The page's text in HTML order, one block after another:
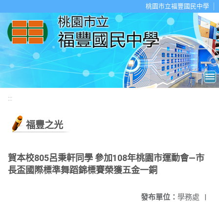
桃園市立福豐國民中學
:::
福豐之光
賀本校805呂秉軒同學 參加108年桃園市運動會—市
長盃國際標準舞蹈錦標賽榮獲五金一銅
發布單位： 學務處 |